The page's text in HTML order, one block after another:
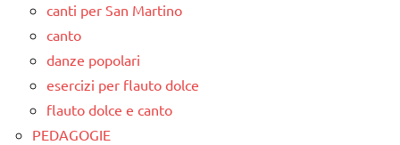
canti per San Martino
canto
danze popolari
esercizi per flauto dolce
flauto dolce e canto
PEDAGOGIE